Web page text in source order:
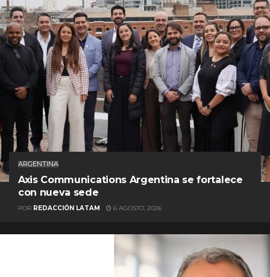
ARGENTINA
Axis Communications Argentina se fortalece
con nueva sede
POR REDACCIÓN LATAM 6 AGOSTO, 2026